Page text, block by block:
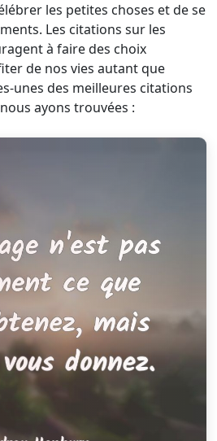
les petites choses et de se
Les citations sur les
à faire des choix
de nos vies autant que
unes des meilleures citations
ayons trouvées :